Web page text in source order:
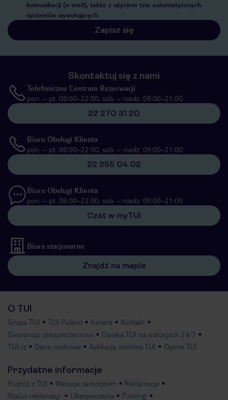
komunikacji (e-mail), także z użyciem tzw. automatycznych
systemów wywołujących.
Zapisz się
Skontaktuj się z nami
Telefoniczne Centrum Rezerwacji
pon. – pt. 08:00–22:00, sob. – niedz. 09:00–21:00
22 270 31 20
Biuro Obsługi Klienta
pon. – pt. 08:00–22:00, sob. – niedz. 09:00–21:00
22 255 04 02
Biuro Obsługi Klienta
pon. – pt. 08:00–22:00, sob. – niedz. 09:00–21:00
Czat w myTUI
Biura stacjonarne
Znajdź na mapie
O TUI
Grupa TUI TUI Poland Kariera
Kontakt
Gwarancja ubezpieczeniowa
Opieka TUI na wakacjach 24/7
TUI.cz
Dane osobowe Aplikacja mobilna TUI Opinie TUI
Przydatne informacje
Podróż z TUI Wakacje samolotem
Reklamacje
Status reklamacji
Ubezpieczenia Parkingi